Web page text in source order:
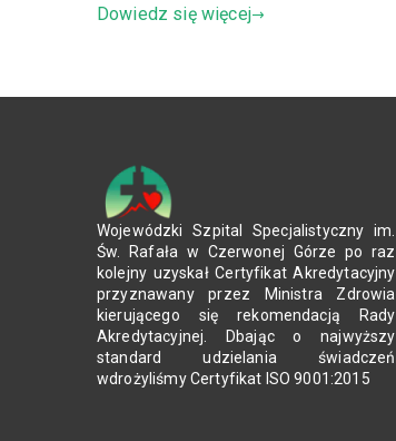
Dowiedz się więcej
Wojewódzki Szpital Specjalistyczny im.
Św. Rafała w Czerwonej Górze po raz
kolejny uzyskał Certyfikat Akredytacyjny
przyznawany przez Ministra Zdrowia
kierującego się rekomendacją Rady
Akredytacyjnej. Dbając o najwyższy
standard udzielania świadczeń
wdrożyliśmy Certyfikat ISO 9001:2015